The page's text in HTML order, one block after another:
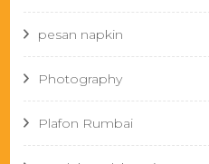
pesan napkin
Photography
Plafon Rumbai